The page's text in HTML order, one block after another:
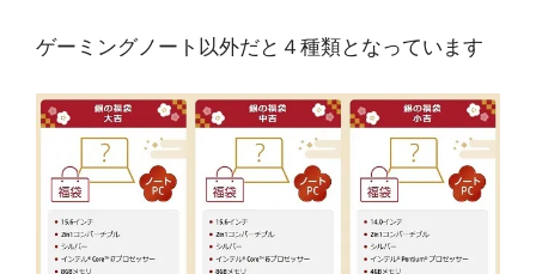
ゲーミングノート以外だと４種類となっています